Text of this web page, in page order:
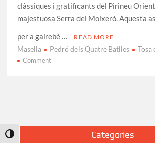
Toggle High Contrast
clàssiques i gratificants del Pirineu
majestuosa Serra del Moixeró. Aquesta
per a gairebé …
READ MORE
Masella Pedró dels Quatre Batlles Tosa
Commenton
d’Alp
Categories